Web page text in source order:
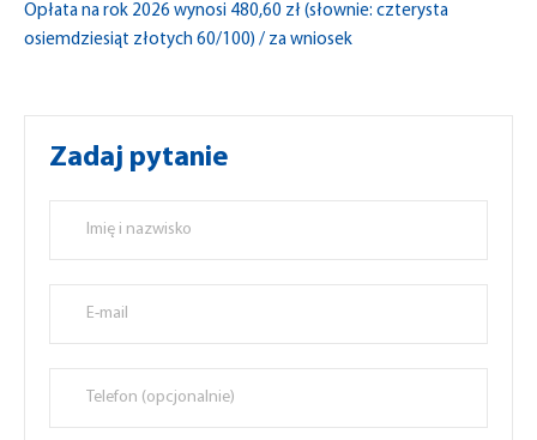
Opłata na rok 2026 wynosi 480,60 zł (słownie: czterysta
osiemdziesiąt złotych 60/100) / za wniosek
Zadaj pytanie